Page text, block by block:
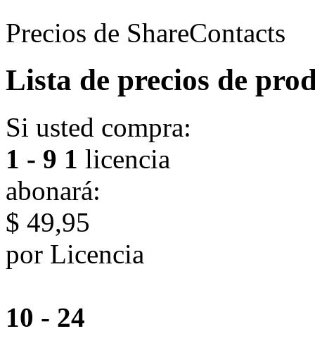
Precios de ShareContacts
Lista de precios de
Si usted compra:
1 - 9 1 licencia
abonará:
$ 49,95
por Licencia
10 - 24